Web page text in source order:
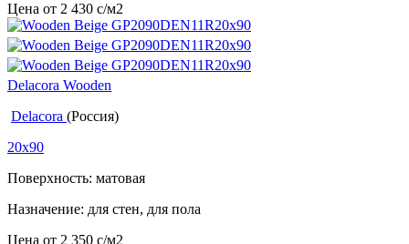
Цена от 2 430 c/м2
Delacora Wooden
Delacora (Россия)
20x90
Поверхность: матовая
Назначение: для стен, для пола
Цена от 2 350 c/м2